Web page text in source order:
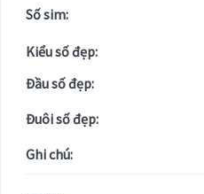
Số sim:
Kiểu số đẹp:
Đầu số đẹp:
Đuôi số đẹp:
Ghi chú: